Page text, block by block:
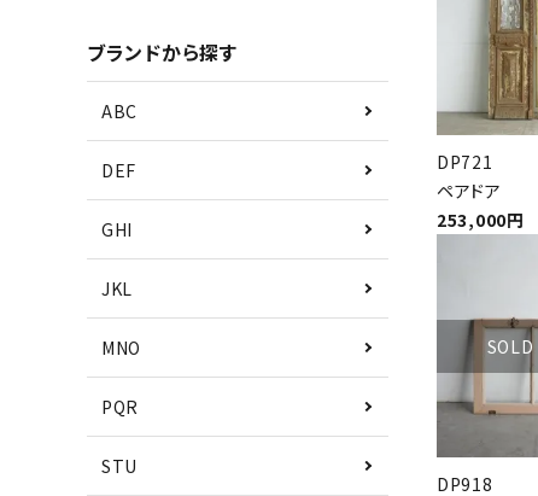
DP721
ペアドア
253,000円
DP918
ブランドから探す
ABC
DEF
GHI
JKL
MNO
PQR
STU